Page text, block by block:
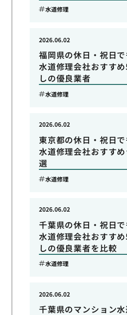
水道修理
福岡県の休日・祝日
水道修理会社おすす
しの優良業者
2026.06.02
水道修理
東京都の休日・祝日
水道修理会社おすす
選
2026.06.02
水道修理
千葉県の休日・祝日
水道修理会社おすす
しの優良業者を比較
2026.06.02
水道修理
千葉県のマンション
2026.06.02